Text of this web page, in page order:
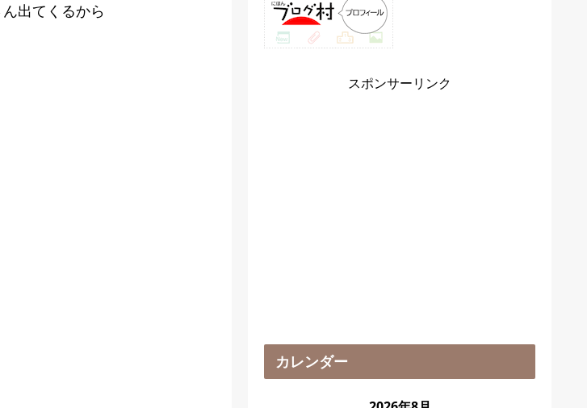
出てくるから
スポンサーリンク
カレンダー